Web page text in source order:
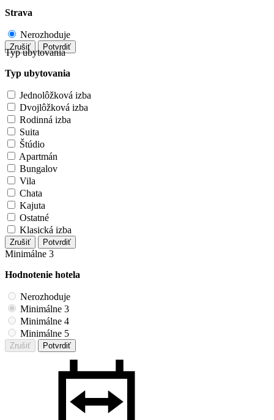
Strava
Nerozhoduje
Zrušiť Potvrdiť
Typ ubytovania
Typ ubytovania
Jednolôžková izba
Dvojlôžková izba
Rodinná izba
Suita
Štúdio
Apartmán
Bungalov
Vila
Chata
Kajuta
Ostatné
Klasická izba
Zrušiť Potvrdiť
Minimálne 3
Hodnotenie hotela
Nerozhoduje
Minimálne 3
Minimálne 4
Minimálne 5
Zrušiť Potvrdiť